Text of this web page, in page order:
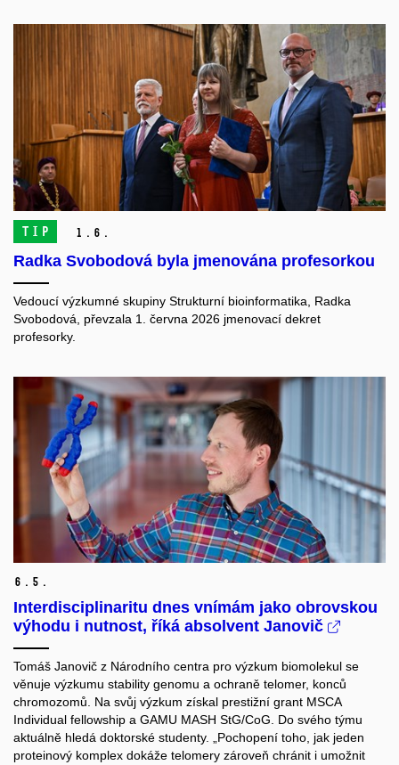
TIP 1. 6.
Radka Svobodová byla jmenována profesorkou
Vedoucí výzkumné skupiny Strukturní bioinformatika, Radka
Svobodová, převzala 1. června 2026 jmenovací dekret
profesorky.
6. 5.
Interdisciplinaritu dnes vnímám jako obrovskou
výhodu i nutnost, říká absolvent Janovič
Tomáš Janovič z Národního centra pro výzkum biomolekul se
věnuje výzkumu stability genomu a ochraně telomer, konců
chromozomů. Na svůj výzkum získal prestižní grant MSCA
Individual fellowship a GAMU MASH StG/CoG. Do svého týmu
aktuálně hledá doktorské studenty. „Pochopení toho, jak jeden
proteinový komplex dokáže telomery zároveň chránit i umožnit